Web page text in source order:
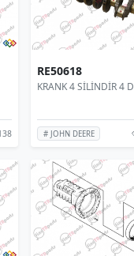
RE50618
KRANK 4 SİLİNDİR 4
# JOHN DEERE